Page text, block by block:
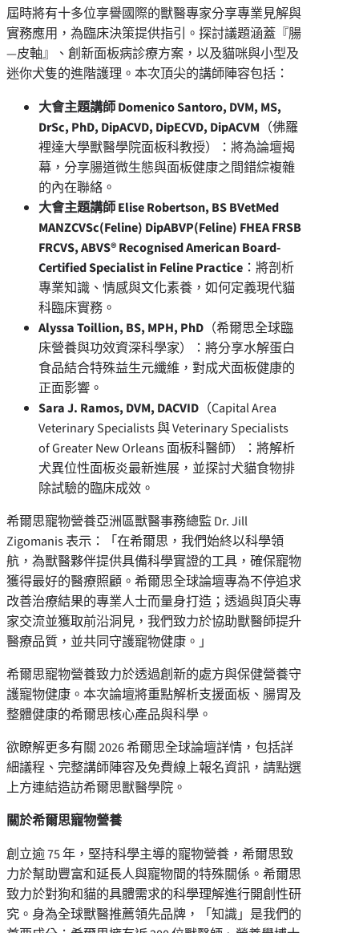
屆時將有十多位享譽國際的獸醫專家分享專業見解與
實務應用，為臨床決策提供指引。探討議題涵蓋『腸
—皮軸』、創新面板病診療方案，以及貓咪與小型及
迷你犬隻的進階護理。本次頂尖的講師陣容包括：
大會主題講師Domenico Santoro, DVM, MS,
DrSc, PhD, DipACVD, DipECVD, DipACVM （佛羅
裡達大學獸醫學院面板科教授）：將為論壇揭
幕，分享腸道微生態與面板健康之間錯綜複雜
的內在聯絡。
大會主題講師Elise Robertson, BS BVetMed
MANZCVSc(Feline) DipABVP(Feline) FHEA FRSB
FRCVS, ABVS® Recognised American Board-
Certified Specialist in Feline Practice ：將剖析
專業知識、情感與文化素養，如何定義現代貓
科臨床實務。
Alyssa Toillion, BS, MPH, PhD （希爾思全球臨
床營養與功效資深科學家）：將分享水解蛋白
食品結合特殊益生元纖維，對成犬面板健康的
正面影響。
Sara J. Ramos, DVM, DACVID （Capital Area
Veterinary Specialists 與 Veterinary Specialists
of Greater New Orleans 面板科醫師）：將解析
犬異位性面板炎最新進展，並探討犬貓食物排
除試驗的臨床成效。
希爾思寵物營養亞洲區獸醫事務總監 Dr. Jill
Zigomanis 表示：「在希爾思，我們始終以科學領
航，為獸醫夥伴提供具備科學實證的工具，確保寵物
獲得最好的醫療照顧。希爾思全球論壇專為不停追求
改善治療結果的專業人士而量身打造；透過與頂尖專
家交流並獲取前沿洞見，我們致力於協助獸醫師提升
醫療品質，並共同守護寵物健康。」
希爾思寵物營養致力於透過創新的處方與保健營養守
護寵物健康。本次論壇將重點解析支援面板、腸胃及
整體健康的希爾思核心產品與科學。
欲瞭解更多有關 2026 希爾思全球論壇詳情，包括詳
細議程、完整講師陣容及免費線上報名資訊，請點選
上方連結造訪希爾思獸醫學院。
關於希爾思寵物營養
創立逾 75 年，堅持科學主導的寵物營養，希爾思致
力於幫助豐富和延長人與寵物間的特殊關係。希爾思
致力於對狗和貓的具體需求的科學理解進行開創性研
究。身為全球獸醫推薦領先品牌，「知識」是我們的